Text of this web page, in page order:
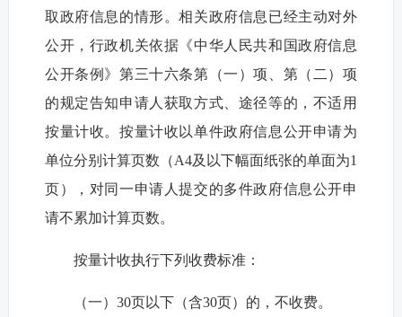
取政府信息的情形。相关政府信息已经主动对外
公开，行政机关依据《中华人民共和国政府信息
公开条例》第三十六条第（一）项、第（二）项
的规定告知申请人获取方式、途径等的，不适用
按量计收。按量计收以单件政府信息公开申请为
单位分别计算页数（A4及以下幅面纸张的单面为1
页），对同一申请人提交的多件政府信息公开申
请不累加计算页数。
按量计收执行下列收费标准：
（一）30页以下（含30页）的，不收费。